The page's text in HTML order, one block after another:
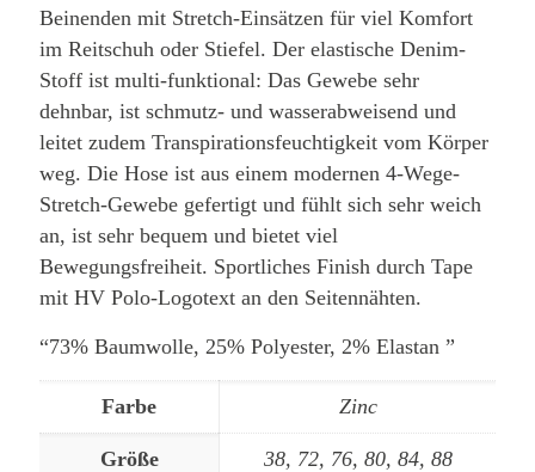
Beinenden mit Stretch-Einsätzen für viel Komfort
im Reitschuh oder Stiefel. Der elastische Denim-
Stoff ist multi-funktional: Das Gewebe sehr
dehnbar, ist schmutz- und wasserabweisend und
leitet zudem Transpirationsfeuchtigkeit vom Körper
weg. Die Hose ist aus einem modernen 4-Wege-
Stretch-Gewebe gefertigt und fühlt sich sehr weich
an, ist sehr bequem und bietet viel
Bewegungsfreiheit. Sportliches Finish durch Tape
mit HV Polo-Logotext an den Seitennähten.
“73% Baumwolle, 25% Polyester, 2% Elastan ”
Farbe Zinc
Größe 38, 72, 76, 80, 84, 88